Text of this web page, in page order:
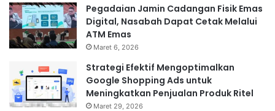
Pegadaian Jamin Cadangan Fisik Emas
Digital, Nasabah Dapat Cetak Melalui
ATM Emas
Maret 6, 2026
Strategi Efektif Mengoptimalkan
Google Shopping Ads untuk
Meningkatkan Penjualan Produk Ritel
Maret 29, 2026